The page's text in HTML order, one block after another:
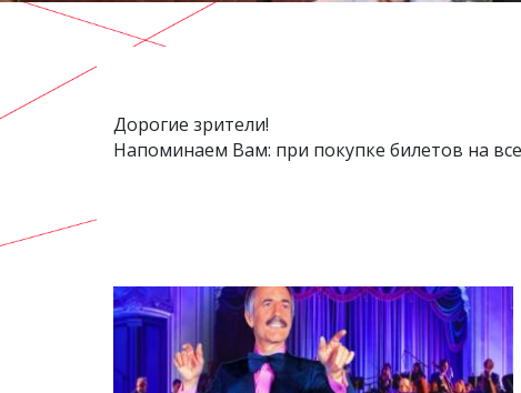
Дорогие зрители!
Напоминаем Вам: при покупке билетов на